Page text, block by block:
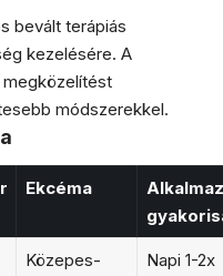
bevált terápiás
kezelésére. A
módszerekkel.
Ekcéma
Közepes-
Napi 1-2x